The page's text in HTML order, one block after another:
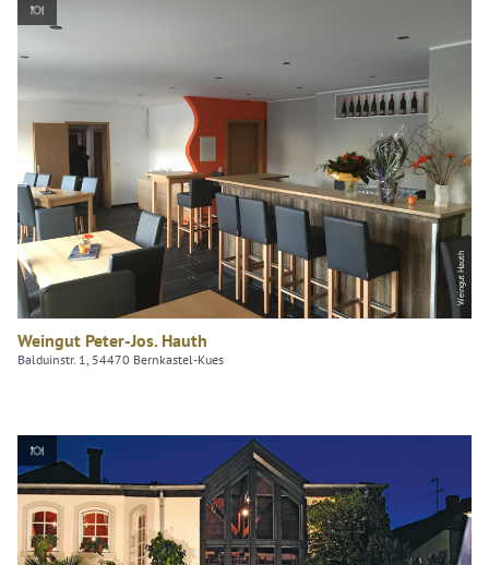
Weingut Hauth
Weingut Peter-Jos. Hauth
Balduinstr. 1, 54470 Bernkastel-Kues